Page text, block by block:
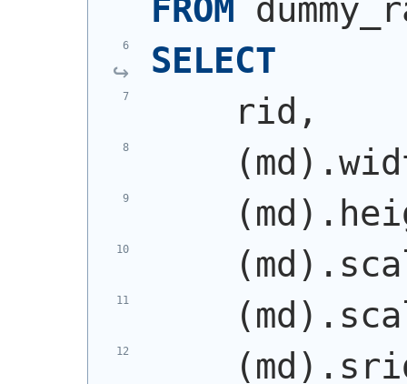
FROM
SELECT
    rid,
(md )
(md )
(md )
(md )
(md )